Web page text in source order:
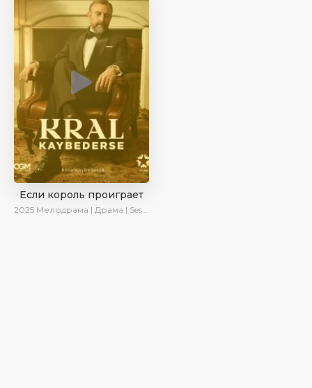
Если король проиграет
2025 Мелодрама | Драма | SesDizi | Ирина Котова | AlisaDirilis | Turok1990 | Новинки | Сериалы 2025